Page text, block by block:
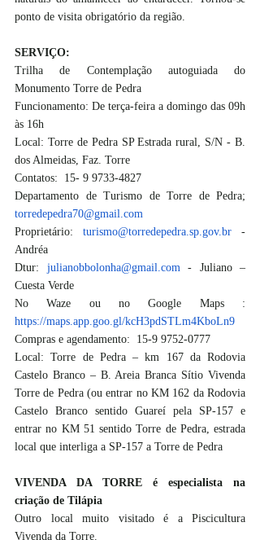
ponto de visita obrigatório da região.
SERVIÇO:
Trilha de Contemplação autoguiada do
Monumento Torre de Pedra
Funcionamento: De terça-feira a domingo das 09h
às 16h
Local: Torre de Pedra SP Estrada rural, S/N - B.
dos Almeidas, Faz. Torre
Contatos:  15- 9 9733-4827
torredepedra70@gmail.com
Proprietário: turismo@torredepedra.sp.gov.br -
Andréa
Dtur: julianobbolonha@gmail.com - Juliano –
Cuesta Verde
https://maps.app.goo.gl/kcH3pdSTLm4KboLn9
Compras e agendamento:  15-9 9752-0777
Local: Torre de Pedra – km 167 da Rodovia
Castelo Branco – B. Areia Branca Sítio Vivenda
Torre de Pedra (ou entrar no KM 162 da Rodovia
Castelo Branco sentido Guareí pela SP-157 e
entrar no KM 51 sentido Torre de Pedra, estrada
local que interliga a SP-157 a Torre de Pedra
VIVENDA DA TORRE é especialista na
criação de Tilápia
Outro local muito visitado é a Piscicultura
Vivenda da Torre.